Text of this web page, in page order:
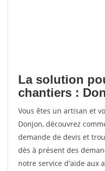
La solution
chantiers :
Vous êtes un artisan et
Donjon, découvrez
demande de devis et
dès à présent des
notre service d'aide aux